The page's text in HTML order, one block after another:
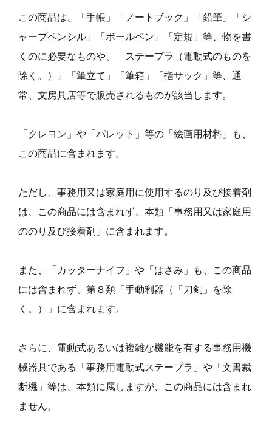
この商品は、「手帳」「ノートブック」「鉛筆」「シ
ャープペンシル」「ボールペン」「定規」等、物を書
くのに必要なものや、「ステープラ（電動式のものを
除く。）」「筆立て」「筆箱」「指サック」等、通
常、文房具店等で販売されるものが該当します。
「クレヨン」や「パレット」等の「絵画用材料」も、
この商品に含まれます。
ただし、事務用又は家庭用に使用するのり及び接着剤
は、この商品には含まれず、本類「事務用又は家庭用
ののり及び接着剤」に含まれます。
また、「カッターナイフ」や「はさみ」も、この商品
には含まれず、第８類「手動利器（「刀剣」を除
く。）」に含まれます。
さらに、電動式あるいは複雑な機能を有する事務用機
械器具である「事務用電動式ステープラ」や「文書裁
断機」等は、本類に属しますが、この商品には含まれ
ません。